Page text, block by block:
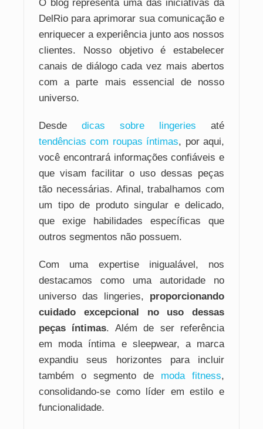
O blog representa uma das iniciativas da
DelRio para aprimorar sua comunicação e
enriquecer a experiência junto aos nossos
clientes. Nosso objetivo é estabelecer
canais de diálogo cada vez mais abertos
com a parte mais essencial de nosso
universo.
Desde dicas sobre lingeries até
tendências com roupas íntimas, por aqui,
você encontrará informações confiáveis e
que visam facilitar o uso dessas peças
tão necessárias. Afinal, trabalhamos com
um tipo de produto singular e delicado,
que exige habilidades específicas que
outros segmentos não possuem.
Com uma expertise inigualável, nos
destacamos como uma autoridade no
universo das lingeries, proporcionando
cuidado excepcional no uso dessas
peças íntimas. Além de ser referência
em moda íntima e sleepwear, a marca
expandiu seus horizontes para incluir
também o segmento de moda fitness,
consolidando-se como líder em estilo e
funcionalidade.